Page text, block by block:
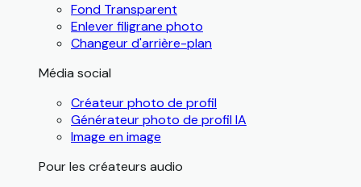
Fond Transparent
Enlever filigrane photo
Changeur d'arrière-plan
Média social
Créateur photo de profil
Générateur photo de profil IA
Image en image
Pour les créateurs audio